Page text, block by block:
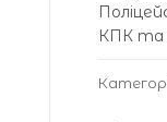
КПК та